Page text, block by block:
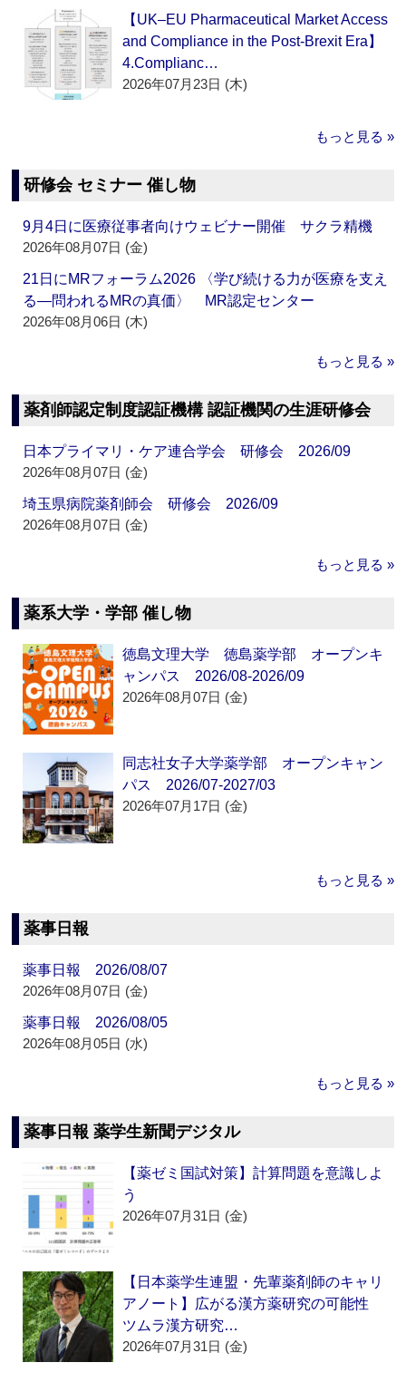
【UK–EU Pharmaceutical Market Access
and Compliance in the Post-Brexit Era】
4.Complianc…
2026年07月23日 (木)
もっと見る »
研修会 セミナー 催し物
9月4日に医療従事者向けウェビナー開催 サクラ精機
2026年08月07日 (金)
21日にMRフォーラム2026 〈学び続ける力が医療を支え
る―問われるMRの真価〉 MR認定センター
2026年08月06日 (木)
もっと見る »
薬剤師認定制度認証機構 認証機関の生涯研修会
日本プライマリ・ケア連合学会 研修会 2026/09
2026年08月07日 (金)
埼玉県病院薬剤師会 研修会 2026/09
2026年08月07日 (金)
もっと見る »
薬系大学・学部 催し物
徳島文理大学 徳島薬学部 オープンキ
ャンパス 2026/08-2026/09
2026年08月07日 (金)
同志社女子大学薬学部 オープンキャン
パス 2026/07-2027/03
2026年07月17日 (金)
もっと見る »
薬事日報
薬事日報 2026/08/07
2026年08月07日 (金)
薬事日報 2026/08/05
2026年08月05日 (水)
もっと見る »
薬事日報 薬学生新聞デジタル
【薬ゼミ国試対策】計算問題を意識しよ
う
2026年07月31日 (金)
【日本薬学生連盟・先輩薬剤師のキャリ
アノート】広がる漢方薬研究の可能性
ツムラ漢方研究…
2026年07月31日 (金)